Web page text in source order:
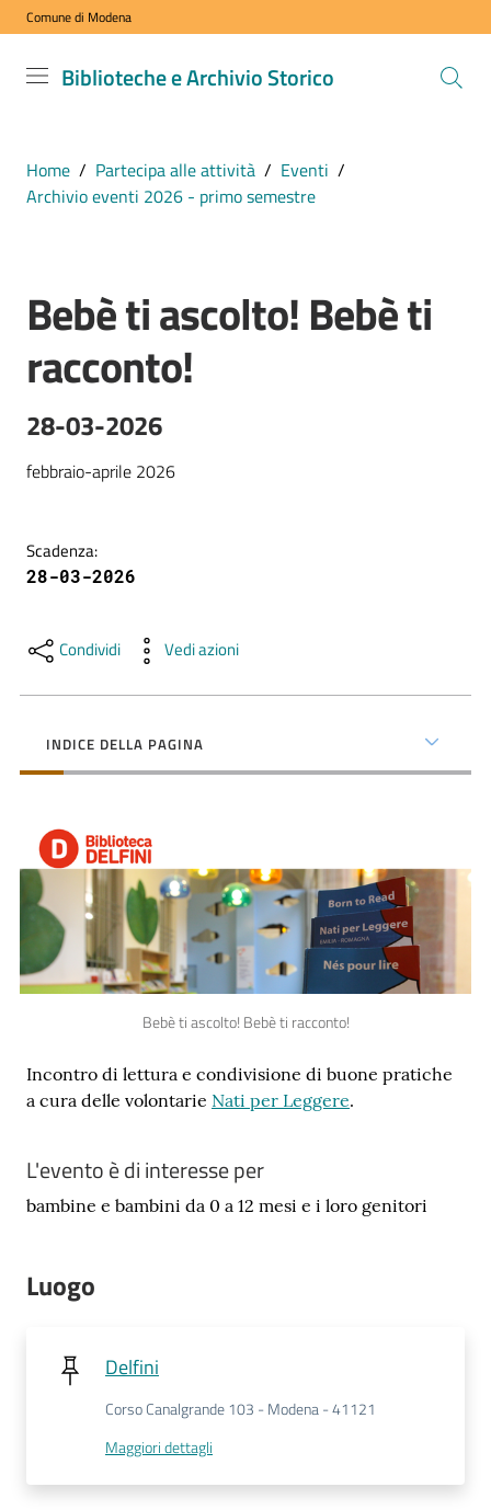
Vai al contenuto
Vai alla navigazione
Vai al footer
Comune di Modena
Biblioteche e Archivio Storico
Biblioteche
COMUNE DI
MODENA
i
nostri
ESPLORA
i
SCOPRI
servizi
alle
attività
UTILIZZA
servizi
online
Novità
consigli
Cataloghi
Home / Partecipa alle attività / Eventi /
Archivio eventi 2026 - primo semestre
Salta al contenuto
Bebè ti ascolto! Bebè ti
racconto!
28-03-2026
febbraio-aprile 2026
Scadenza:
28-03-2026
Condividi Vedi azioni
INDICE DELLA PAGINA
Bebè ti ascolto! Bebè ti racconto!
Incontro di lettura e condivisione di buone pratiche
a cura delle volontarie Nati per Leggere.
L'evento è di interesse per
bambine e bambini da 0 a 12 mesi e i loro genitori
Luogo
Delfini
Corso Canalgrande 103 - Modena - 41121
Maggiori dettagli